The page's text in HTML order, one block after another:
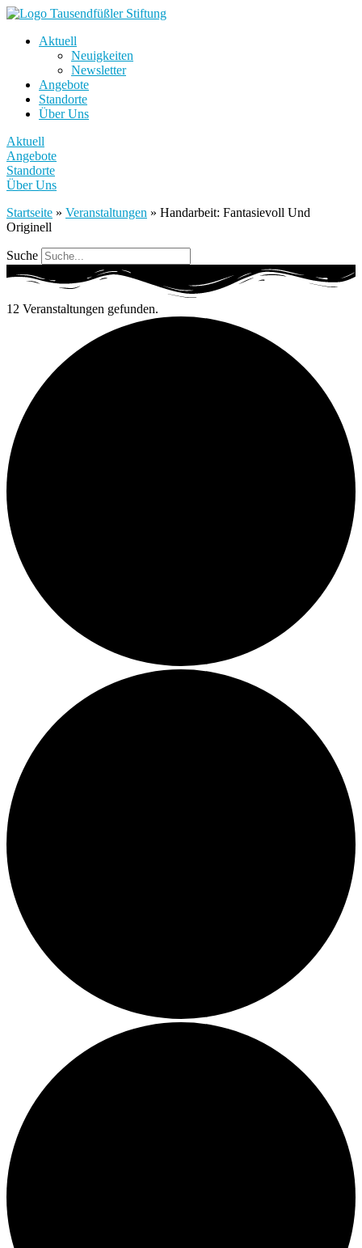
Aktuell
Neuigkeiten
Newsletter
Angebote
Standorte
Über Uns
Aktuell
Angebote
Standorte
Über Uns
Startseite » Veranstaltungen » Handarbeit: Fantasievoll Und
Originell
Suche
12 Veranstaltungen gefunden.